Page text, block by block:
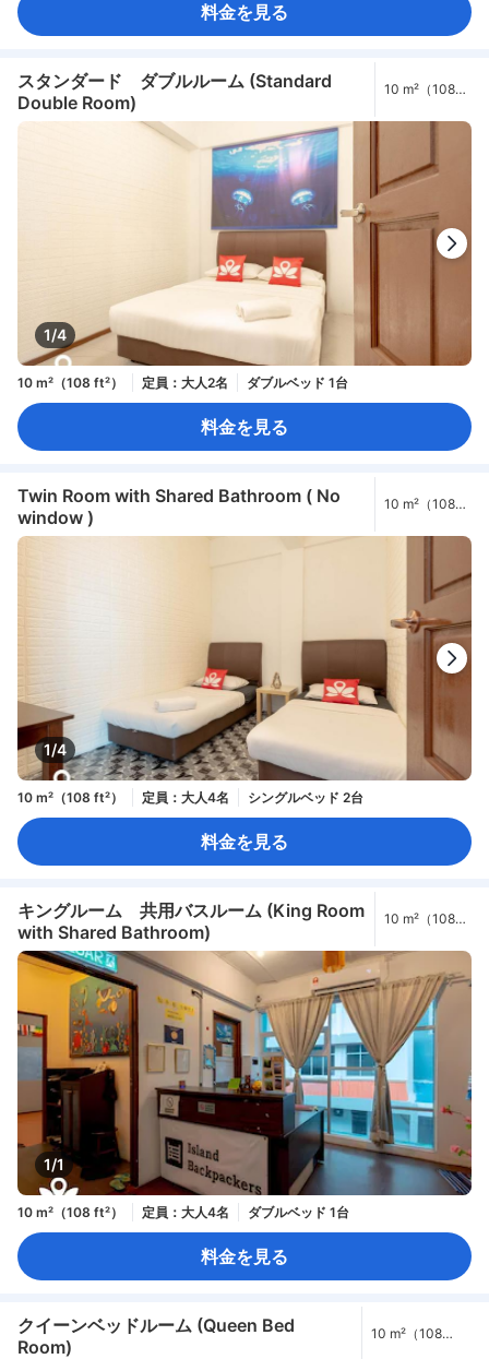
料金を見る
スタンダード ダブルルーム (Standard
Double Room)
10 m²（108
1/4
10 m²（108 ft²） 定員：大人2名 ダブルベッド 1台
料金を見る
Twin Room with Shared Bathroom ( No
window )
10 m²（108
1/4
10 m²（108 ft²） 定員：大人4名 シングルベッド 2台
料金を見る
キングルーム 共用バスルーム (King Room
with Shared Bathroom)
10 m²（108
1/1
10 m²（108 ft²） 定員：大人4名 ダブルベッド 1台
料金を見る
クイーンベッドルーム (Queen Bed
Room)
10 m²（108